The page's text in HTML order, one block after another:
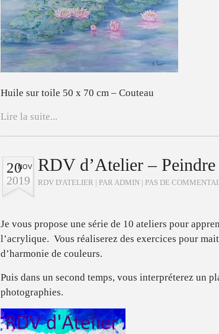
Huile sur toile 50 x 70 cm – Couteau
Lire la suite...
NOV
20
2019
RDV d’Atelier – Peindre
RDV D'ATELIER | PAR ADMIN | PAS DE
Je vous propose une série de 10 ateliers pour
l’acrylique. Vous réaliserez des exercices pour
d’harmonie de couleurs.
Puis dans un second temps, vous interpréterez un
photographies.